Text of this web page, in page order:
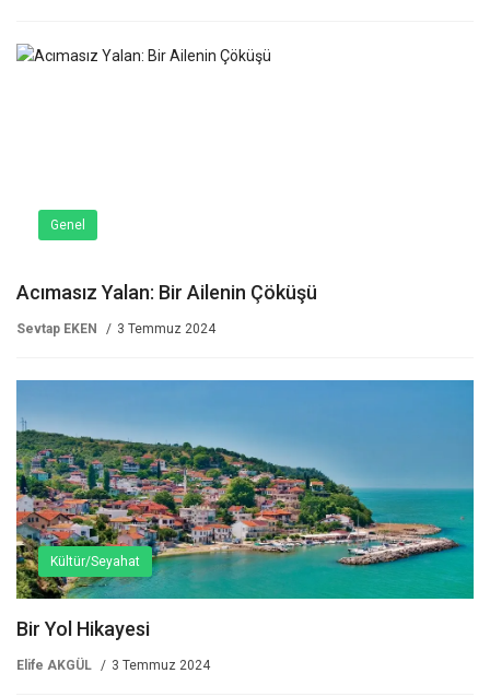
Genel
Acımasız Yalan: Bir Ailenin Çöküşü
Sevtap EKEN 3 Temmuz 2024
Kültür/Seyahat
Bir Yol Hikayesi
Elife AKGÜL 3 Temmuz 2024